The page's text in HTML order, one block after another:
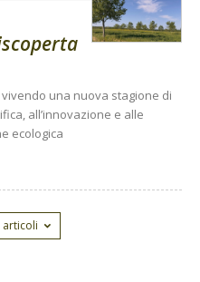
una nuova stagione di
all’innovazione e alle
ecologica
articoli